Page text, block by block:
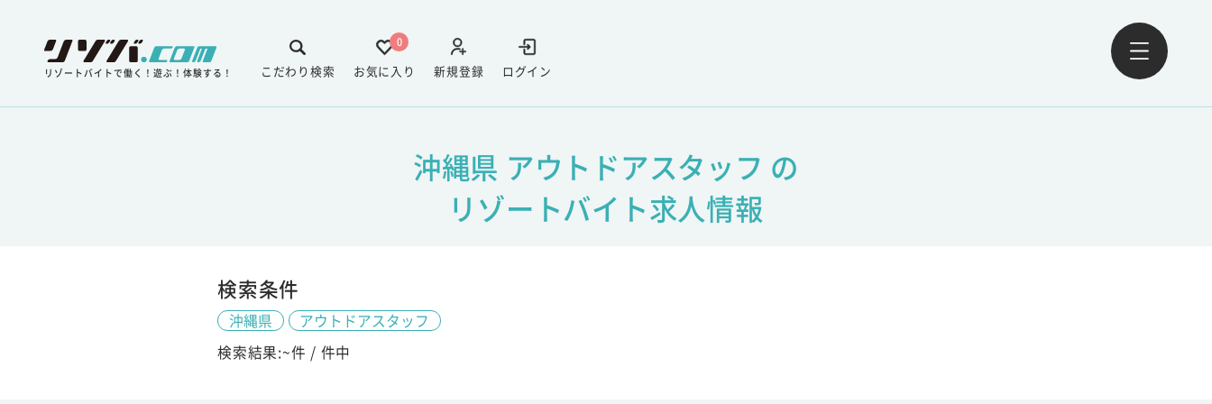
リゾートバイトで働く！遊ぶ！体験する！ ログイン
新規登録
0
お気に入り
こだわり検索
沖縄県 アウトドアスタッフ の
リゾートバイト求人情報
検索条件
沖縄県
アウトドアスタッフ
検索結果:~件 / 件中